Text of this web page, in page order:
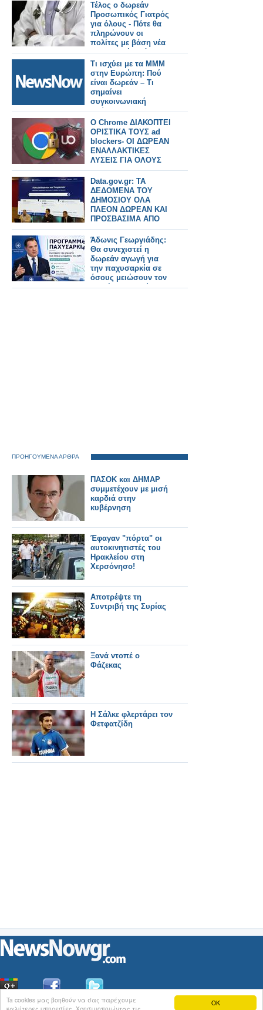
OK
Ta cookies μας βοηθούν να σας παρέχουμε
Τέλος ο δωρεάν
Προσωπικός Γιατρός
για όλους - Πότε θα
πληρώνουν οι
πολίτες με βάση νέα
υπουργική απόφαση
Τι ισχύει με τα ΜΜΜ
στην Ευρώπη: Πού
είναι δωρεάν – Tι
σημαίνει
συγκοινωνιακή
φτώχεια.
Ο Chrome ΔΙΑΚΟΠΤΕΙ
ΟΡΙΣΤΙΚΑ ΤΟΥΣ ad
blockers- ΟΙ ΔΩΡΕΑΝ
ΕΝΑΛΛΑΚΤΙΚΕΣ
ΛΥΣΕΙΣ ΓΙΑ ΟΛΟΥΣ
Data.gov.gr: ΤΑ
ΔΕΔΟΜΕΝΑ ΤΟΥ
ΔΗΜΟΣΙΟΥ ΟΛΑ
ΠΛΕΟΝ ΔΩΡΕΑΝ ΚΑΙ
ΠΡΟΣΒΑΣΙΜΑ ΑΠΟ
ΤΟΥΣ ΠΟΛΙΤΕΣ
Άδωνις Γεωργιάδης:
Θα συνεχιστεί η
δωρεάν αγωγή για
την παχυσαρκία σε
όσους μειώσουν τον
BMI έως τον Ιούνιο
ΠΡΟΗΓΟΥΜΕΝΑ ΑΡΘΡΑ
ΠΑΣΟΚ και ΔΗΜΑΡ
συμμετέχουν με μισή
καρδιά στην
κυβέρνηση
Έφαγαν "πόρτα" οι
αυτοκινητιστές του
Ηρακλείου στη
Χερσόνησο!
Αποτρέψτε τη
Συντριβή της Συρίας
Ξανά ντοπέ ο
Φάζεκας
Η Σάλκε φλερτάρει τον
Φετφατζίδη